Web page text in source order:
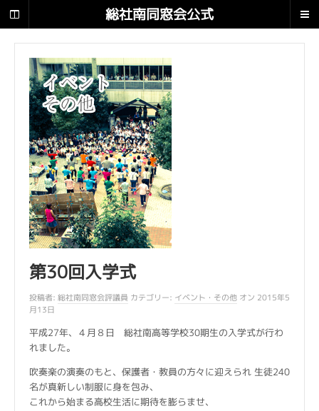
総社南同窓会公式
サイト 南翔
総
社
第30回入学式
投稿者: 総社南同窓会評議員 カテゴリー: イベント・その他 オン 2015年5
月13日
平成27年、４月８日 総社南高等学校30期生の入学式が行わ
れました。
吹奏楽の演奏のもと、保護者・教員の方々に迎えられ 生徒240
名が真新しい制服に身を包み、
これから始まる高校生活に期待を膨らませ、